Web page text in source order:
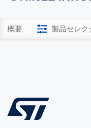
概要 製品セレク